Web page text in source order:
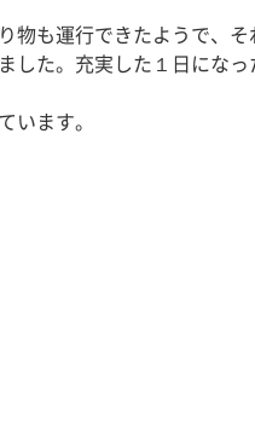
物も運行できたようで、そ
した。充実した１日になっ
ます。